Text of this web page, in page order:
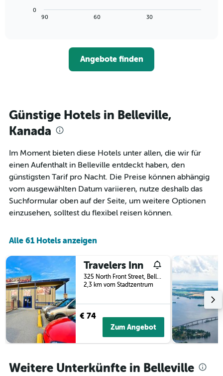
Wochentage
anzeigt.
Zimmerpreis
anzeigt.
zeigt,
näher
das
Aufenthaltsdatum
rückt.
Diagramm
hat
1
Achse,
die
die
Tage
dem
Aufenthalt
anzeigt
Das
Diagramm
hat
Achse,
die
durchschnittlichen
90 60 30
0
Angebote finden
Günstige Hotels in Belleville,
Kanada
Im Moment bieten diese Hotels unter allen, die wir für
einen Aufenthalt in Belleville entdeckt haben, den
günstigsten Tarif pro Nacht. Die Preise können abhängig
vom ausgewählten Datum variieren, nutze deshalb das
Suchformular oben auf der Seite, um weitere Optionen
einzusehen, solltest du flexibel reisen können.
Alle 61 Hotels anzeigen
Travelers Inn
325 North Front Street, Belleville, ON, Kanada
2,3 km vom Stadtzentrum
€ 74
Zum Angebot
Weitere Unterkünfte in Belleville